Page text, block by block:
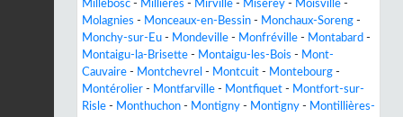
Millebosc - Millières - Mirville - Miserey - Moisville -
Molagnies - Monceaux-en-Bessin - Monchaux-Soreng -
Monchy-sur-Eu - Mondeville - Monfréville - Montabard -
Montaigu-la-Brisette - Montaigu-les-Bois - Mont-
Cauvaire - Montchevrel - Montcuit - Montebourg -
Montérolier - Montfarville - Montfiquet - Montfort-sur-
Risle - Monthuchon - Montigny - Montigny - Montillières-